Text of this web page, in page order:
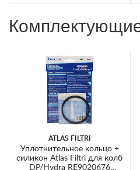
ATLAS FILTRI
Уплотнительное кольцо +
силикон Atlas Filtri для колб
DP/Hydra RE9020676